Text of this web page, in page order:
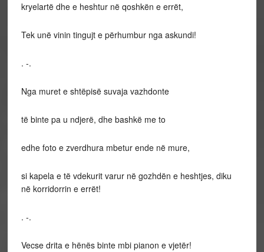
kryelartë dhe e heshtur në qoshkën e errët,
Tek unë vinin tingujt e përhumbur nga askundi!
. -.
Nga muret e shtëpisë suvaja vazhdonte
të binte pa u ndjerë, dhe bashkë me to
edhe foto e zverdhura mbetur ende në mure,
si kapela e të vdekurit varur në gozhdën e heshtjes, diku
në korridorrin e errët!
. -.
Vecse drita e hënës binte mbi pianon e vjetër!